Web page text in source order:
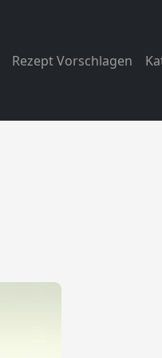
Rezept Vorschlagen